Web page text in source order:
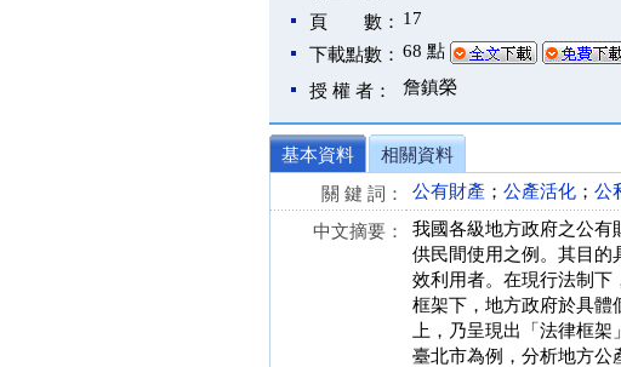
頁 數： 17
下載點數： 68 點
授 權 者：
詹鎮榮
基本資料
相關資料
關 鍵 詞：
公有財產 ； 公產活化 ； 公
中文摘要：
我國各級地方政府之公有
供民間使用之例。其目的
效利用者。在現行法制下
框架下，地方政府於具體
上，乃呈現出「法律框
臺北市為例，分析地方公